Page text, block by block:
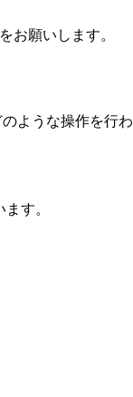
お願いします。
ような操作を行わ
す。